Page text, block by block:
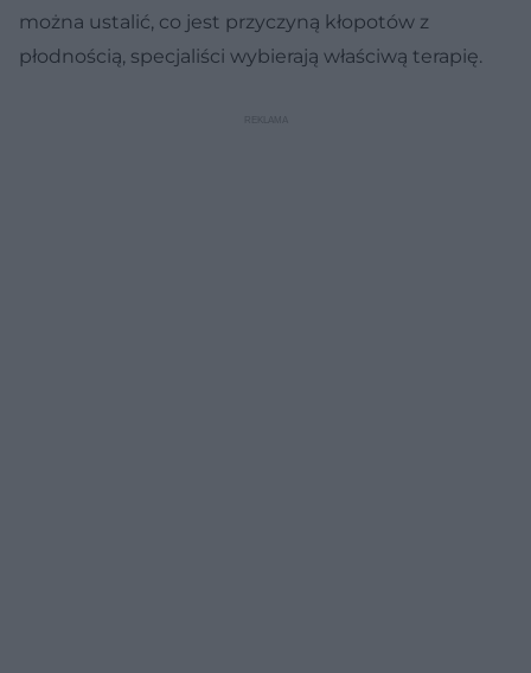
można ustalić, co jest przyczyną kłopotów z
płodnością, specjaliści wybierają właściwą terapię.